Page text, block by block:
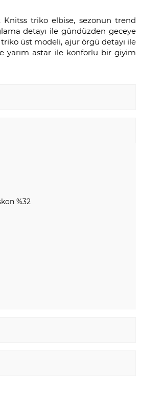
Knitss triko elbise, sezonun trend
detayı ile gündüzden geceye
üst modeli, ajur örgü detayı ile
yarım astar ile konforlu bir giyim
%32